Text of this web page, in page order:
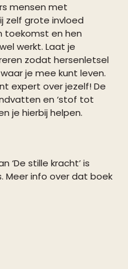
mensen met
zelf grote invloed
toekomst en hen
werkt. Laat je
zodat hersenletsel
je mee kunt leven.
expert over jezelf! De
en ‘stof tot
je hierbij helpen.
‘De stille kracht’ is
Meer info over dat boek